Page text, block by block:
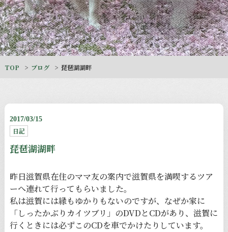
TOP ブログ 琵琶湖湖畔
2017/03/15
日記
琵琶湖湖畔
昨日滋賀県在住のママ友の案内で滋賀県を満喫するツア
ーへ連れて行ってもらいました。
私は滋賀には縁もゆかりもないのですが、なぜか家に
「しったかぶりカイツブリ」のDVDとCDがあり、滋賀に
行くときには必ずこのCDを車でかけたりしています。